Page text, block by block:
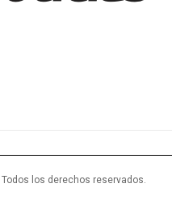
los derechos reservados.